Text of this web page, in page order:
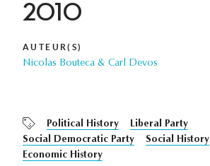
2010
AUTEUR(S)
Nicolas Bouteca & Carl Devos
Political History
Liberal Party
Social Democratic Party
Social History
Economic History